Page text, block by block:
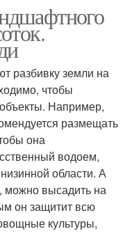
разбивку земли на
чтобы
Например,
размещать
она
водоем,
области. А
можно высадить на
он защитит всю
культуры,